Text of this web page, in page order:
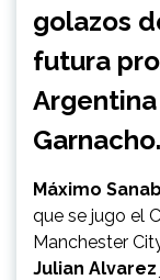
golazos
futura
Garnacho.
Máximo
que se jugo el
Manchester
Julian Alvarez